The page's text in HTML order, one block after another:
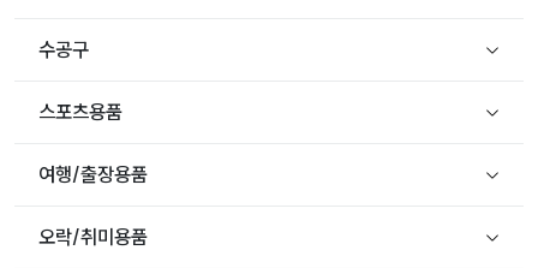
수공구
스포츠용품
여행/출장용품
오락/취미용품